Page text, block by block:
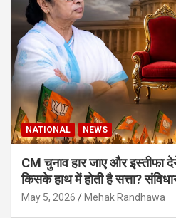
NATIONAL NEWS
CM चुनाव हार जाए और इस्तीफा
किसके हाथ में होती है सत्ता?
May 5, 2026 Mehak Randhawa